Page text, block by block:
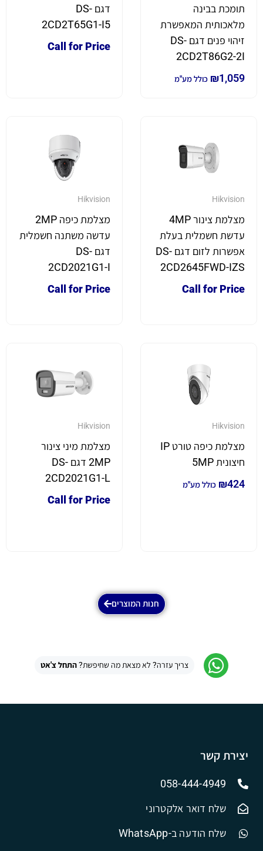
תומכת בבינה
מלאכותית המאפשרת
זיהוי פנים דגם DS-
2CD2T86G2-2I
₪1,059 כולל מע"מ
דגם DS-
2CD2T65G1-I5
Call for Price
Hikvision
מצלמת צינור 4MP
עדשת חשמלית בעלת
אפשרות לזום דגם DS-
2CD2645FWD-IZS
Call for Price
Hikvision
מצלמת כיפה 2MP
עדשה משתנה חשמלית
דגם DS-
2CD2021G1-I
Call for Price
Hikvision
מצלמת כיפה טורט IP
חיצונית 5MP
₪424 כולל מע"מ
Hikvision
מצלמת מיני צינור
2MP דגם DS-
2CD2021G1-L
Call for Price
חנות המוצרים
צריך עזרה? לא מצאת מה שחיפשת?התחל צ'אט
יצירת קשר
058-444-4949
שלח דואר אלקטרוני
שלח הודעה ב-WhatsApp